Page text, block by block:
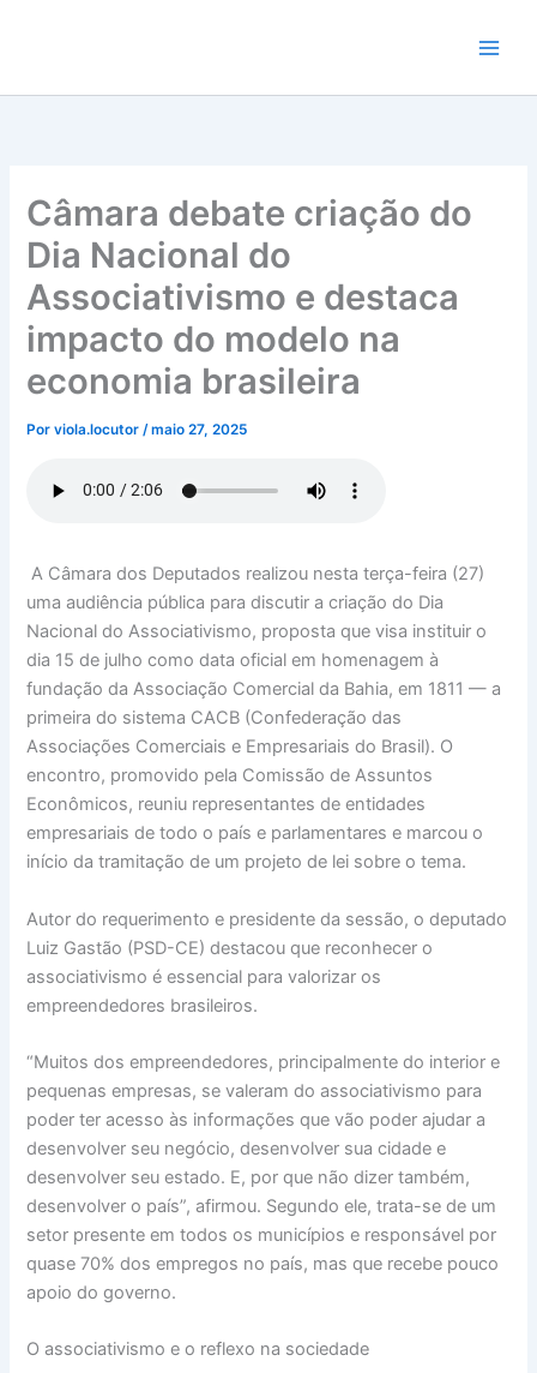
conteúdo
Câmara debate criação do
Dia Nacional do
Associativismo e destaca
impacto do modelo na
economia brasileira
Porviola.locutor/maio 27, 2025
A Câmara dos Deputados realizou nesta terça-feira (27)
uma audiência pública para discutir a criação do Dia
Nacional do Associativismo, proposta que visa instituir o
dia 15 de julho como data oficial em homenagem à
fundação da Associação Comercial da Bahia, em 1811 — a
primeira do sistema CACB (Confederação das
Associações Comerciais e Empresariais do Brasil). O
encontro, promovido pela Comissão de Assuntos
Econômicos, reuniu representantes de entidades
empresariais de todo o país e parlamentares e marcou o
início da tramitação de um projeto de lei sobre o tema.
Autor do requerimento e presidente da sessão, o deputado
Luiz Gastão (PSD-CE) destacou que reconhecer o
associativismo é essencial para valorizar os
empreendedores brasileiros.
“Muitos dos empreendedores, principalmente do interior e
pequenas empresas, se valeram do associativismo para
poder ter acesso às informações que vão poder ajudar a
desenvolver seu negócio, desenvolver sua cidade e
desenvolver seu estado. E, por que não dizer também,
desenvolver o país”, afirmou. Segundo ele, trata-se de um
setor presente em todos os municípios e responsável por
quase 70% dos empregos no país, mas que recebe pouco
apoio do governo.
O associativismo e o reflexo na sociedade